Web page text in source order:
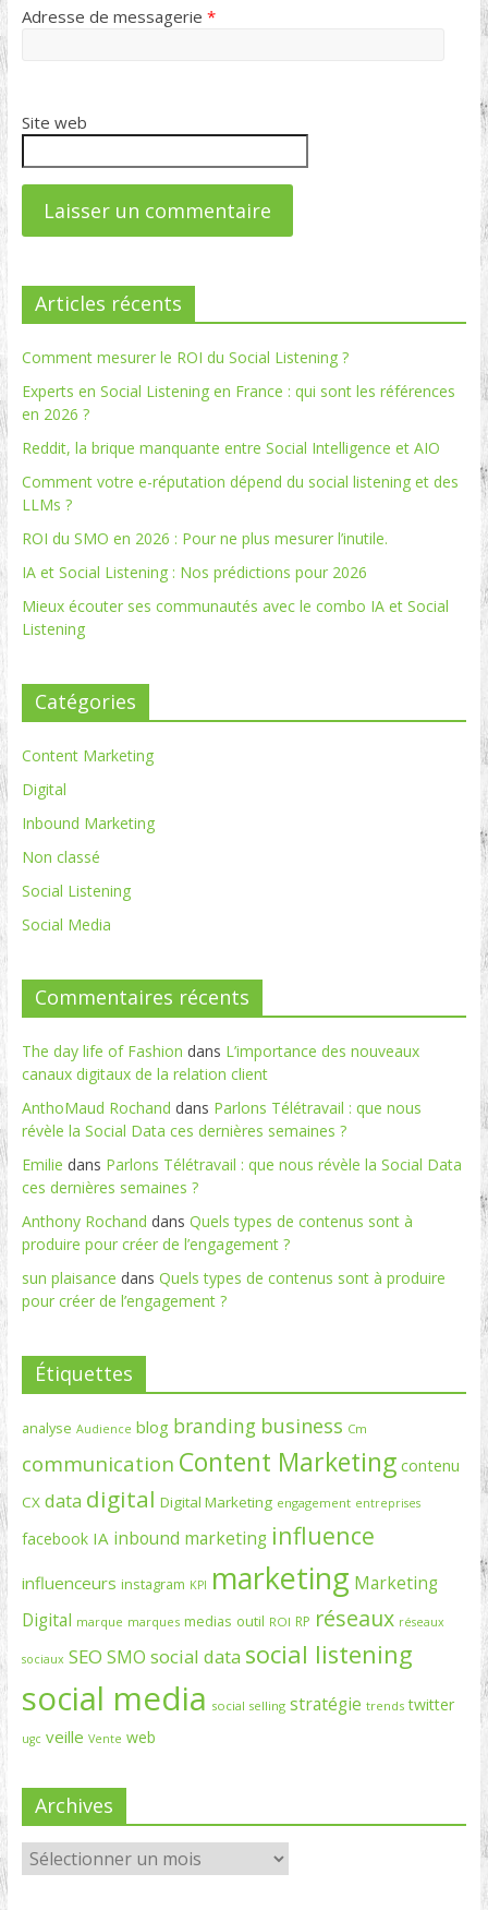
Adresse de messagerie *
Site web
Articles récents
Comment mesurer le ROI du Social Listening ?
Experts en Social Listening en France : qui sont les références
en 2026 ?
Reddit, la brique manquante entre Social Intelligence et AIO
Comment votre e-réputation dépend du social listening et des
LLMs ?
ROI du SMO en 2026 : Pour ne plus mesurer l’inutile.
IA et Social Listening : Nos prédictions pour 2026
Mieux écouter ses communautés avec le combo IA et Social
Listening
Catégories
Content Marketing
Digital
Inbound Marketing
Non classé
Social Listening
Social Media
Commentaires récents
The day life of Fashion dans L’importance des nouveaux
canaux digitaux de la relation client
AnthoMaud Rochand dans Parlons Télétravail : que nous
révèle la Social Data ces dernières semaines ?
Emilie dans Parlons Télétravail : que nous révèle la Social Data
ces dernières semaines ?
Anthony Rochand dans Quels types de contenus sont à
produire pour créer de l’engagement ?
sun plaisance dans Quels types de contenus sont à produire
pour créer de l’engagement ?
Étiquettes
analyse Audience blog branding business Cm
communication Content Marketing contenu
CX data digital Digital Marketing engagement entreprises
facebook IA inbound marketing influence
influenceurs instagram KPI marketing Marketing
Digital marque marques medias outil ROI RP réseaux réseaux
sociaux SEO SMO social data social listening
social media social selling stratégie trends twitter
ugc veille Vente web
Archives